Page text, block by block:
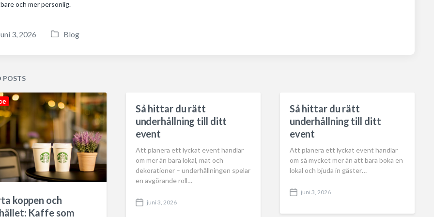
och mer personlig.
3, 2026
P
d
i
n
Blog
POSTS
koppen och
Kaffe som
Så hittar du rätt
underhållning till ditt
event
Att planera ett lyckat event handlar
om mer än bara lokal, mat och
dekorationer – underhållningen spelar
en avgörande roll…
P
juni 3, 2026
Så hittar du rätt
underhållning till ditt
event
Att planera ett lyckat event handlar
om så mycket mer än att bara boka en
lokal och bjuda in gäster…
P
s
juni 3, 2026